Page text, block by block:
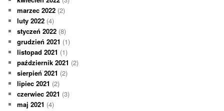
marzec 2022 (2)
luty 2022 (4)
styczeń 2022 (8)
grudzień 2021 (1)
listopad 2021 (1)
październik 2021 (2)
sierpień 2021 (2)
lipiec 2021 (2)
czerwiec 2021 (3)
maj 2021 (4)